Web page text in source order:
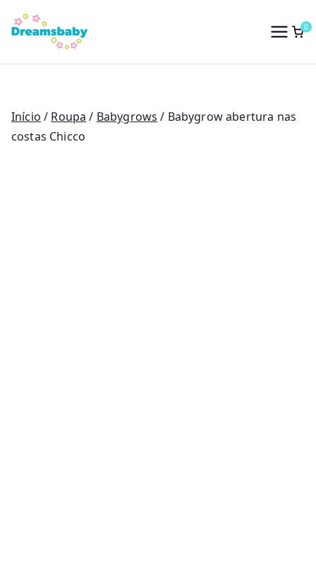
para
conteúdo
Dreams Baby
0
Início / Roupa / Babygrows / Babygrow abertura nas
costas Chicco